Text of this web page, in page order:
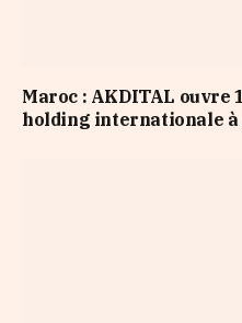
Maroc : AKDITAL ouvre
holding internationale